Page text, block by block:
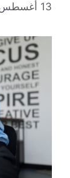
13 أغسطس 2025